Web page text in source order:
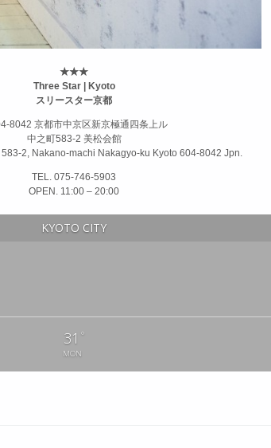
★★★
Three Star | Kyoto
スリースター京都
8042 京都市中京区新京極通四条上ル
中之町583-2 美松会館
2, Nakano-machi Nakagyo-ku Kyoto 604-8042 Jpn.
TEL. 075-746-5903
OPEN. 11:00 – 20:00
KYOTO CITY
31 °
MON